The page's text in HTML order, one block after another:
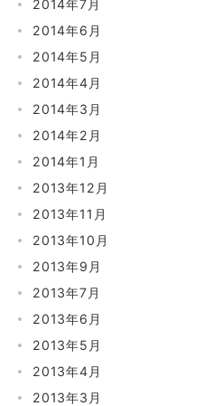
2014年7月
2014年6月
2014年5月
2014年4月
2014年3月
2014年2月
2014年1月
2013年12月
2013年11月
2013年10月
2013年9月
2013年7月
2013年6月
2013年5月
2013年4月
2013年3月